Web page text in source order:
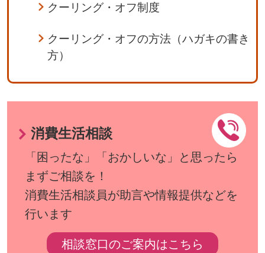
クーリング・オフ制度
クーリング・オフの方法（ハガキの書き
方）
消費生活相談
「困ったな」「おかしいな」と思ったら
まずご相談を！
消費生活相談員が助言や情報提供などを
行います
相談窓口のご案内はこちら